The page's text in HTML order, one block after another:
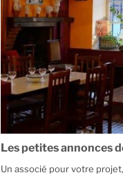
Les petites annonces
Un associé pour votre